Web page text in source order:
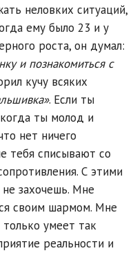
неловких ситуаций,
ему было 23 и у
роста, он думал:
и познакомиться с
кучу всяких
. Если ты
ты молод и
нет ничего
тебя списывают со
С этими
захочешь. Мне
своим шармом. Мне
умеет так
реальности и